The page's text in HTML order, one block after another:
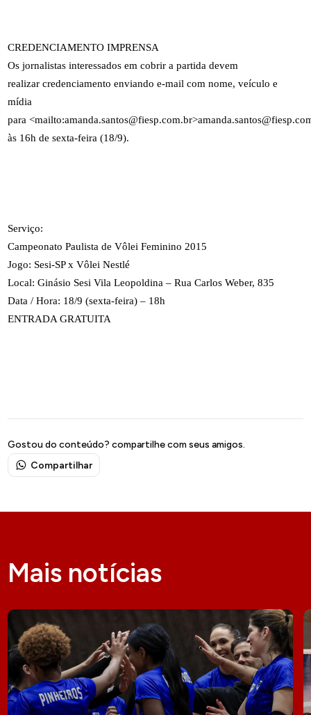
CREDENCIAMENTO IMPRENSA
Os jornalistas interessados em cobrir a partida devem
realizar credenciamento enviando e-mail com nome, veículo e
mídia
para
às 16h de sexta-feira (18/9).
Serviço:
Campeonato Paulista de Vôlei Feminino 2015
Jogo: Sesi-SP x Vôlei Nestlé
Local: Ginásio Sesi Vila Leopoldina – Rua Carlos Weber, 835
Data / Hora: 18/9 (sexta-feira) – 18h
ENTRADA GRATUITA
Gostou do conteúdo? compartilhe com seus amigos.
Compartilhar
Mais notícias